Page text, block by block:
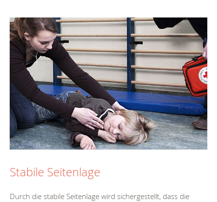
Stabile Seitenlage
Durch die stabile Seitenlage wird sichergestellt, dass die